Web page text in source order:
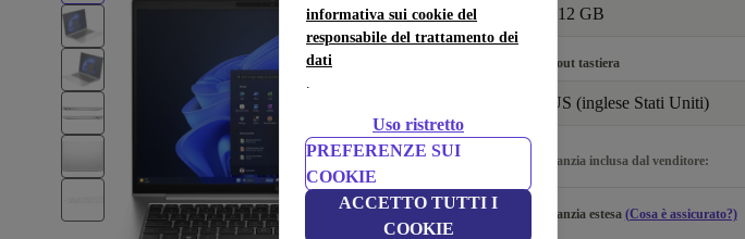
informativa sui cookie del
responsabile del trattamento dei
dati
.
Uso ristretto
PREFERENZE SUI
COOKIE
ACCETTO TUTTI I
COOKIE
512 GB
Layout tastiera
US (inglese Stati Uniti)
Garanzia inclusa dal venditore:
Garanzia estesa (Cosa è assicurato?)